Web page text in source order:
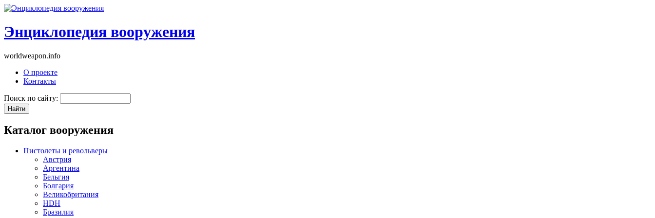
Энциклопедия вооружения
worldweapon.info
О проекте
Контакты
Поиск по сайту:
Каталог вооружения
Пистолеты и револьверы
Австрия
Аргентина
Бельгия
Болгария
Великобритания
HDH
Бразилия